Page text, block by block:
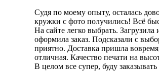
Судя по моему опыту, осталась
кружки с фото получились! Всё
На сайте легко выбрать. Загрузила
оформила заказ. Подсказали с
приятно. Доставка пришла
отличная. Качество печати на
В целом все супер, буду